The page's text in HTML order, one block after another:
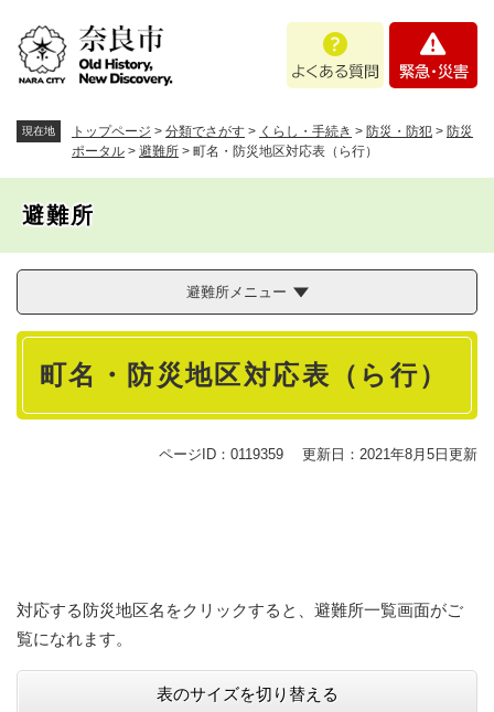
あ
問
・
現在地 トップページ > 分類でさがす > くらし・手続き > 防災・防犯 > 防災
ポータル > 避難所 > 町名・防災地区対応表（ら行）
避難所
避難所メニュー
本
町名・防災地区対応表（ら行）
ページID：0119359 更新日：2021年8月5日更新
対応する防災地区名をクリックすると、避難所一覧画面がご
覧になれます。
表のサイズを切り替える